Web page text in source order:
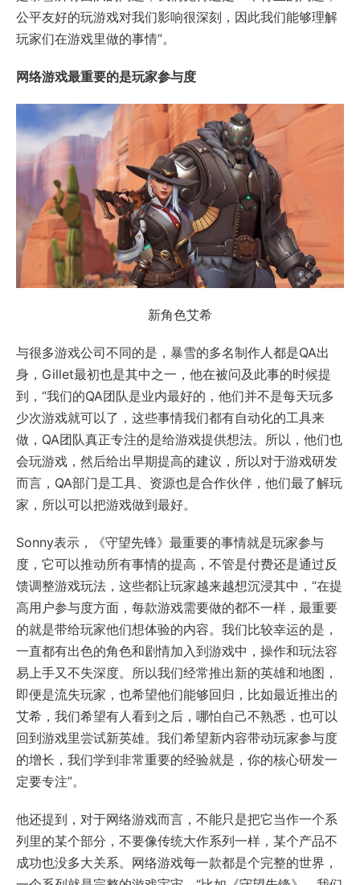
公平友好的玩游戏对我们影响很深刻，因此我们能够理解
玩家们在游戏里做的事情”。
网络游戏最重要的是玩家参与度
新角色艾希
与很多游戏公司不同的是，暴雪的多名制作人都是QA出
身，Gillet最初也是其中之一，他在被问及此事的时候提
到，“我们的QA团队是业内最好的，他们并不是每天玩多
少次游戏就可以了，这些事情我们都有自动化的工具来
做，QA团队真正专注的是给游戏提供想法。所以，他们也
会玩游戏，然后给出早期提高的建议，所以对于游戏研发
而言，QA部门是工具、资源也是合作伙伴，他们最了解玩
家，所以可以把游戏做到最好。
Sonny表示，《守望先锋》最重要的事情就是玩家参与
度，它可以推动所有事情的提高，不管是付费还是通过反
馈调整游戏玩法，这些都让玩家越来越想沉浸其中，“在提
高用户参与度方面，每款游戏需要做的都不一样，最重要
的就是带给玩家他们想体验的内容。我们比较幸运的是，
一直都有出色的角色和剧情加入到游戏中，操作和玩法容
易上手又不失深度。所以我们经常推出新的英雄和地图，
即便是流失玩家，也希望他们能够回归，比如最近推出的
艾希，我们希望有人看到之后，哪怕自己不熟悉，也可以
回到游戏里尝试新英雄。我们希望新内容带动玩家参与度
的增长，我们学到非常重要的经验就是，你的核心研发一
定要专注”。
他还提到，对于网络游戏而言，不能只是把它当作一个系
列里的某个部分，不要像传统大作系列一样，某个产品不
成功也没多大关系。网络游戏每一款都是个完整的世界，